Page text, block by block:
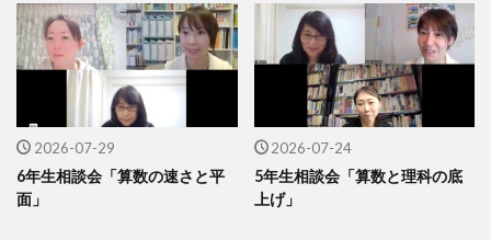
2026-07-29
6年生相談会「算数の速さと平
面」
2026-07-24
5年生相談会「算数と理科の底
上げ」